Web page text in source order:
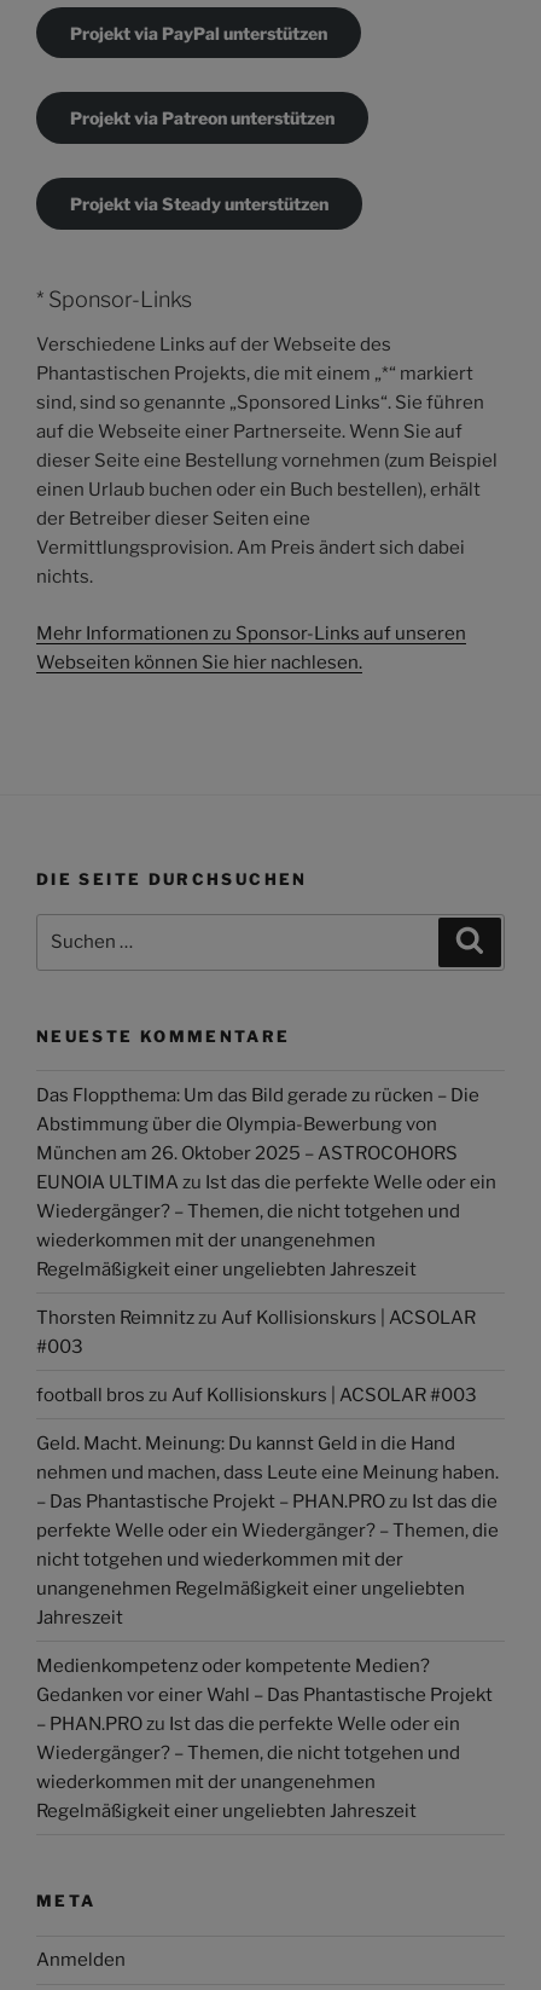
Projekt via PayPal unterstützen
Projekt via Patreon unterstützen
Projekt via Steady unterstützen
* Sponsor-Links
Verschiedene Links auf der Webseite des
Phantastischen Projekts, die mit einem „*“ markiert
sind, sind so genannte „Sponsored Links“. Sie führen
auf die Webseite einer Partnerseite. Wenn Sie auf
dieser Seite eine Bestellung vornehmen (zum Beispiel
einen Urlaub buchen oder ein Buch bestellen), erhält
der Betreiber dieser Seiten eine
Vermittlungsprovision. Am Preis ändert sich dabei
nichts.
Mehr Informationen zu Sponsor-Links auf unseren
Webseiten können Sie hier nachlesen.
DIE SEITE DURCHSUCHEN
NEUESTE KOMMENTARE
Das Floppthema: Um das Bild gerade zu rücken – Die
Abstimmung über die Olympia-Bewerbung von
München am 26. Oktober 2025 – ASTROCOHORS
EUNOIA ULTIMA zu Ist das die perfekte Welle oder ein
Wiedergänger? – Themen, die nicht totgehen und
wiederkommen mit der unangenehmen
Regelmäßigkeit einer ungeliebten Jahreszeit
Thorsten Reimnitz zu Auf Kollisionskurs | ACSOLAR
#003
football bros zu Auf Kollisionskurs | ACSOLAR #003
Geld. Macht. Meinung: Du kannst Geld in die Hand
nehmen und machen, dass Leute eine Meinung haben.
– Das Phantastische Projekt – PHAN.PRO zu Ist das die
perfekte Welle oder ein Wiedergänger? – Themen, die
nicht totgehen und wiederkommen mit der
unangenehmen Regelmäßigkeit einer ungeliebten
Jahreszeit
Medienkompetenz oder kompetente Medien?
Gedanken vor einer Wahl – Das Phantastische Projekt
– PHAN.PRO zu Ist das die perfekte Welle oder ein
Wiedergänger? – Themen, die nicht totgehen und
wiederkommen mit der unangenehmen
Regelmäßigkeit einer ungeliebten Jahreszeit
META
Anmelden